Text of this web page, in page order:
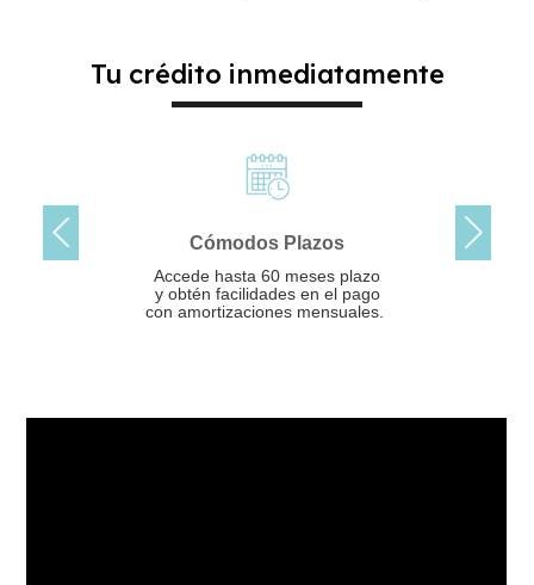
Tu crédito inmediatamente
Cómodos Plazos
Accede hasta 60 meses plazo
y obtén facilidades en el pago
con amortizaciones mensuales.